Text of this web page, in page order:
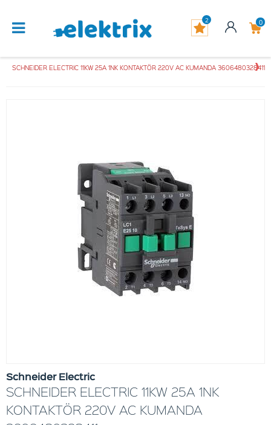
0
2
SCHNEIDER ELECTRIC 11KW 25A 1NK KONTAKTÖR 220V AC KUMANDA 3606480328411
Schneider Electric
SCHNEIDER ELECTRIC 11KW 25A 1NK
KONTAKTÖR 220V AC KUMANDA